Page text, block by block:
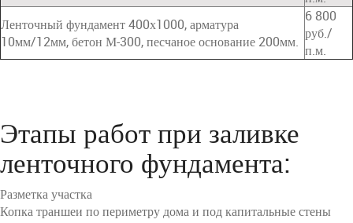
Ленточный фундамент 400х1000, арматура
10мм/12мм, бетон М-300, песчаное основание 200мм.
6 800
руб./
п.м.
Этапы работ при заливке
ленточного фундамента:
Разметка участка
Копка траншеи по периметру дома и под капитальные стены